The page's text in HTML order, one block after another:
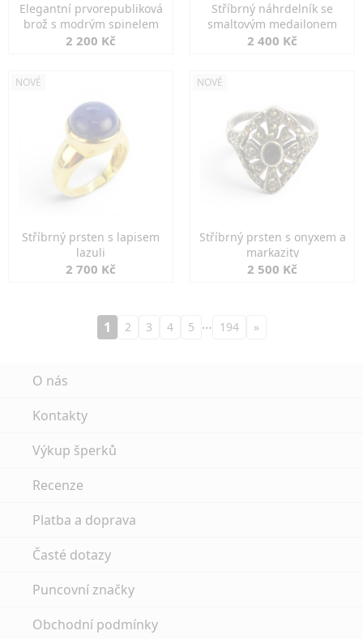
Elegantní prvorepubliková
brož s modrým spinelem
2 200 Kč
Stříbrný náhrdelník se
smaltovým medailonem
2 400 Kč
NOVÉ
Stříbrný prsten s lapisem
lazuli
2 700 Kč
NOVÉ
Stříbrný prsten s onyxem a
markazity
2 500 Kč
1 2 3 4 5 … 194 »
O nás
Kontakty
Výkup šperků
Recenze
Platba a doprava
Časté dotazy
Puncovní značky
Obchodní podmínky